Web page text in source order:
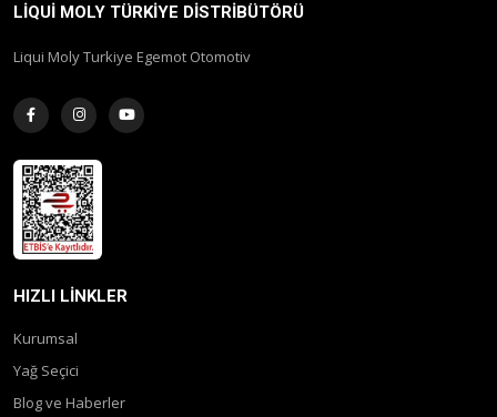
LIQUI MOLY TÜRKIYE DISTRIBÜTÖRÜ
Liqui Moly Turkiye Egemot Otomotiv
HIZLI LINKLER
Kurumsal
Yağ Seçici
Blog ve Haberler